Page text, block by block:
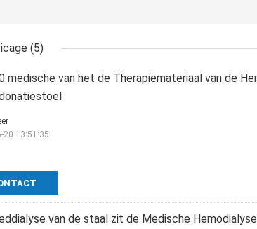
(5)
medische van het de Therapiemateriaal van de
20 13:51:35
van de staal zit de Medische